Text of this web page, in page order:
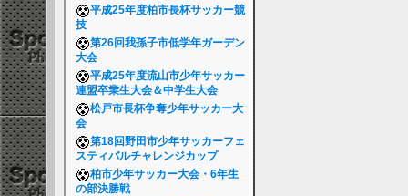
平成25年度柏市長杯サッカー競
技
第26回我孫子市低学年ガーデン
大会
平成25年度流山市少年サッカー
連盟卒業生大会＆中学生大会
松戸市長杯争奪少年サッカー大
会
第18回野田市少年サッカーフェ
スティバルチャレンジカップ
柏市少年サッカー大会・6年生
の部決勝戦